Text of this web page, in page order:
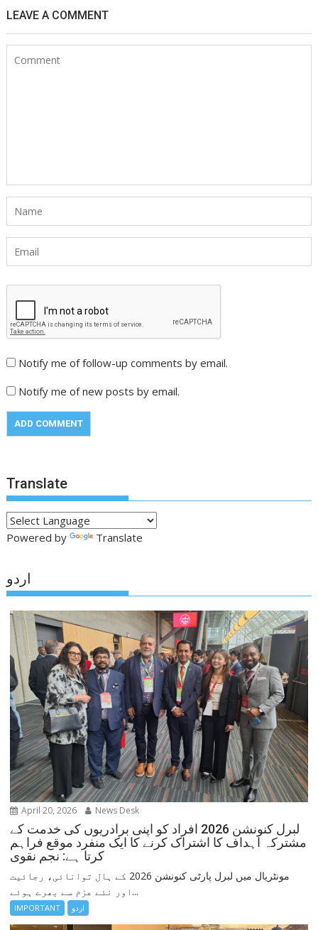
LEAVE A COMMENT
Notify me of follow-up comments by email.
Notify me of new posts by email.
Translate
Powered by Translate
اردو
April 20, 2026 News Desk
لبرل کنونشن 2026 افراد کو اپنی برادریوں کی خدمت کے
مشترکہ اہداف کا اشتراک کرنے کا ایک منفرد موقع فراہم
کرتا ہے: نجم نقوی
مونٹریال میں لبرل پارٹی کنونشن 2026 کے ہال توانائی، رجائیت
اور نئے عزم سے بھرے ہوئے...
IMPORTANT اردو